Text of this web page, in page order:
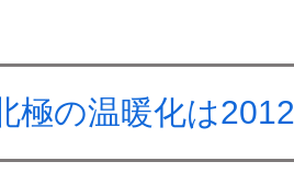
極の温暖化は